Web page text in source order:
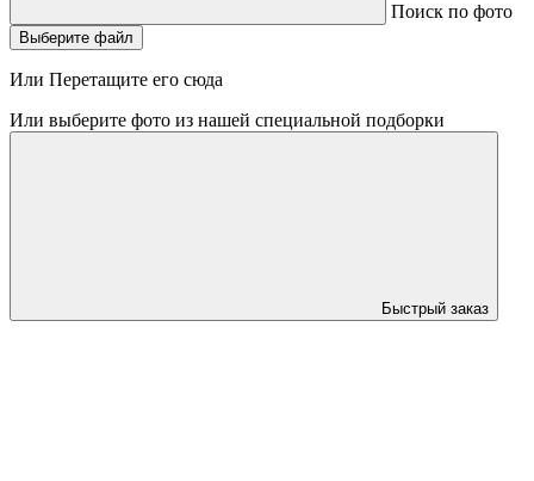
Поиск по фото
Выберите файл
Или Перетащите его сюда
Или выберите фото из нашей специальной подборки
Быстрый заказ